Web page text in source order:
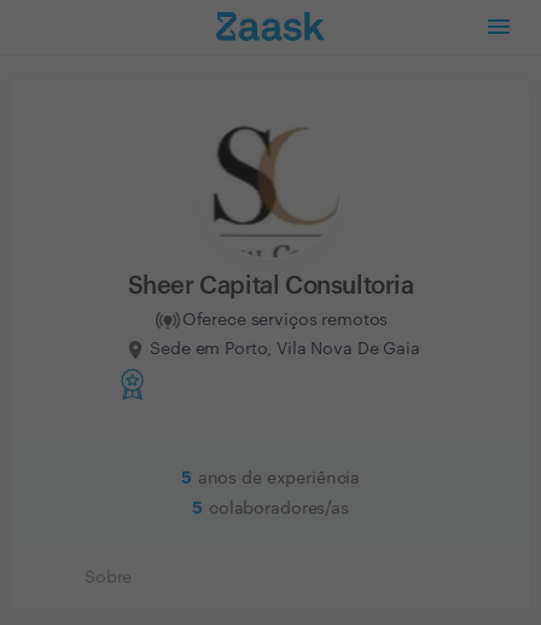
Sheer Capital Consultoria
Oferece serviços remotos
Sede em Porto, Vila Nova De Gaia
5 anos de experiência
5 colaboradores/as
Sobre